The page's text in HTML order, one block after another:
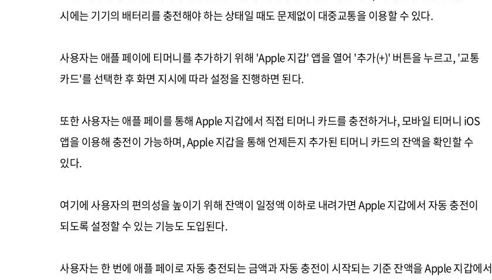
시에는 기기의 배터리를 충전해야 하는 상태일 때도 문제없이 대중교통을 이용할 수 있다.
사용자는 애플 페이에 티머니를 추가하기 위해 'Apple 지갑' 앱을 열어 '추가(+)' 버튼을 누르고, '교통
카드'를 선택한 후 화면 지시에 따라 설정을 진행하면 된다.
또한 사용자는 애플 페이를 통해 Apple 지갑에서 직접 티머니 카드를 충전하거나, 모바일 티머니 iOS
앱을 이용해 충전이 가능하며, Apple 지갑을 통해 언제든지 추가된 티머니 카드의 잔액을 확인할 수
있다.
여기에 사용자의 편의성을 높이기 위해 잔액이 일정액 이하로 내려가면 Apple 지갑에서 자동 충전이
되도록 설정할 수 있는 기능도 도입된다.
사용자는 한 번에 애플 페이로 자동 충전되는 금액과 자동 충전이 시작되는 기준 잔액을 Apple 지갑에서